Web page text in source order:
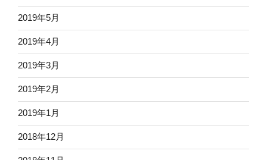
2019年5月
2019年4月
2019年3月
2019年2月
2019年1月
2018年12月